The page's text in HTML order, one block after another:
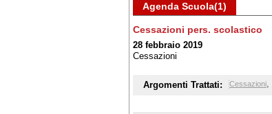
Agenda Scuola(1)
Cessazioni pers. scolastico
28 febbraio 2019
Cessazioni
Argomenti Trattati: Cessazioni,